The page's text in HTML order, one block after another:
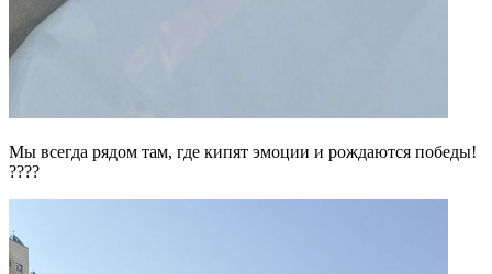
Мы всегда рядом там, где кипят эмоции и рождаются победы!
????